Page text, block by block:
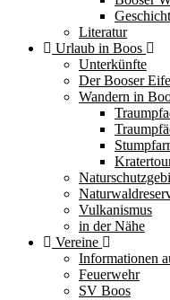
Literatur
Urlaub in Boos
Unterkünfte
Der Booser
Wandern in
Vulkanismus
in der Nähe
Vereine
Informationen
Feuerwehr
SV Boos